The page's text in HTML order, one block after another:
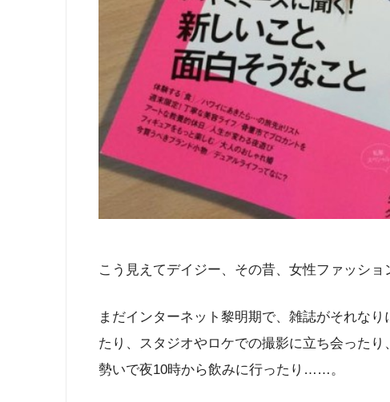
こう見えてデイジー、その昔、女性ファッショ
まだインターネット黎明期で、雑誌がそれな
たり、スタジオやロケでの撮影に立ち会った
勢いで夜10時から飲みに行ったり……。